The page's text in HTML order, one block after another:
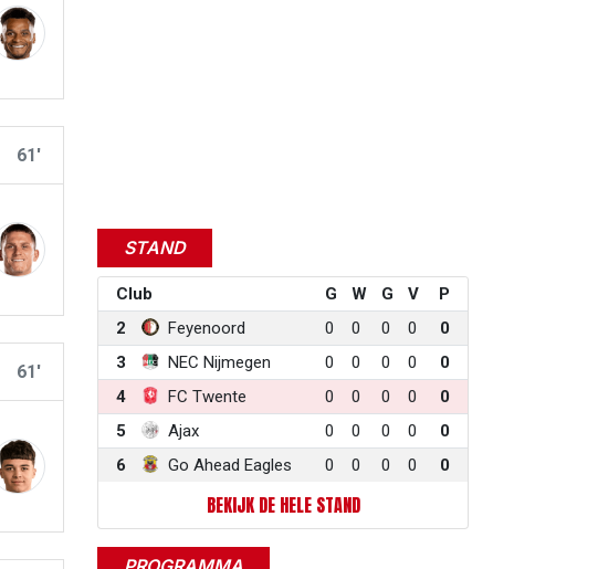
61'
61'
STAND
Club G W G V
P
2
Feyenoord 0 0 0 0
0
3
NEC Nijmegen 0 0 0 0
0
4
FC Twente 0 0 0 0
0
5
Ajax 0 0 0 0
0
6
Go Ahead Eagles 0 0 0 0 0
BEKIJK DE HELE STAND